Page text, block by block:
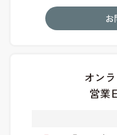
お
オン
営業